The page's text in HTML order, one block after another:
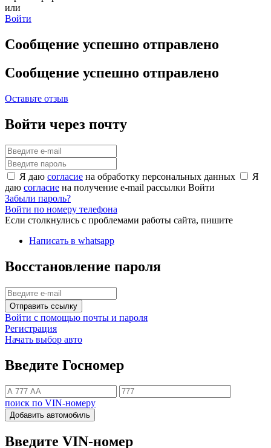
или
Войти
Сообщение успешно отправлено
Сообщение успешно отправлено
Оставьте отзыв
Войти через почту
Я даю согласие на обработку персональных данных
Я
даю согласие на получение e-mail рассылки Войти
Забыли пароль?
Войти по номеру телефона
Если столкнулись с проблемами работы сайта, пишите
Написать в whatsapp
Восстановление пароля
Отправить ссылку
Войти с помощью почты и пароля
Регистрация
Начать выбор авто
Введите Госномер
поиск по VIN-номеру
Добавить автомобиль
Введите VIN-номер